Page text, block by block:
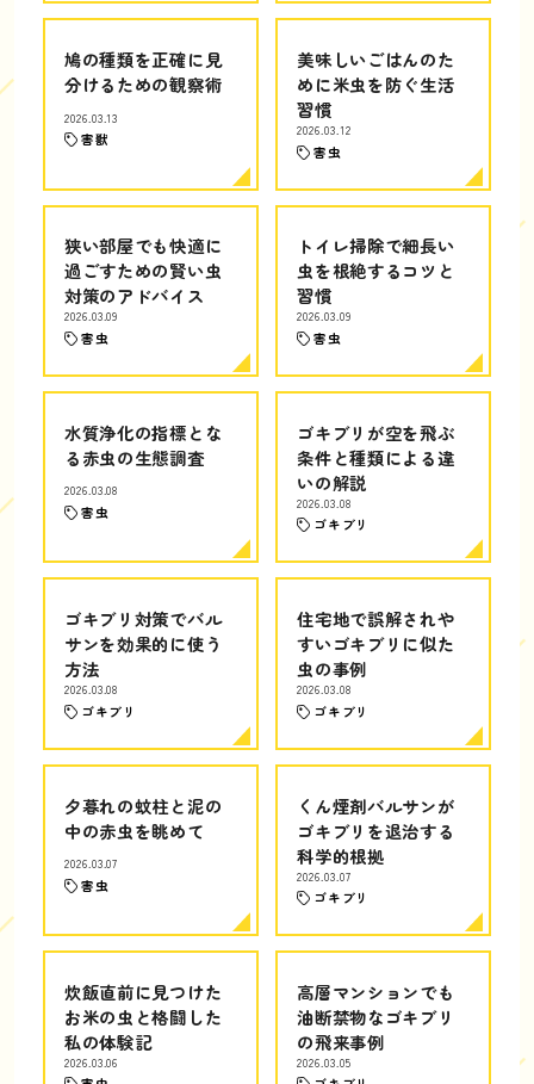
鳩の種類を正確に見
分けるための観察術
2026.03.13
害獣
美味しいごはんのた
めに米虫を防ぐ生活
習慣
2026.03.12
害虫
狭い部屋でも快適に
過ごすための賢い虫
対策のアドバイス
2026.03.09
害虫
トイレ掃除で細長い
虫を根絶するコツと
習慣
2026.03.09
害虫
水質浄化の指標とな
る赤虫の生態調査
2026.03.08
害虫
ゴキブリが空を飛ぶ
条件と種類による違
いの解説
2026.03.08
ゴキブリ
ゴキブリ対策でバル
サンを効果的に使う
方法
2026.03.08
ゴキブリ
住宅地で誤解されや
すいゴキブリに似た
虫の事例
2026.03.08
ゴキブリ
夕暮れの蚊柱と泥の
中の赤虫を眺めて
2026.03.07
害虫
くん煙剤バルサンが
ゴキブリを退治する
科学的根拠
2026.03.07
ゴキブリ
炊飯直前に見つけた
お米の虫と格闘した
私の体験記
2026.03.06
高層マンションでも
油断禁物なゴキブリ
の飛来事例
2026.03.05